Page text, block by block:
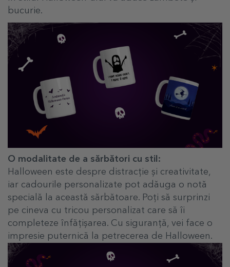
bucurie.
O modalitate de a sărbători cu stil:
Halloween este despre distracție și creativitate,
iar cadourile personalizate pot adăuga o notă
specială la această sărbătoare. Poți să surprinzi
pe cineva cu tricou personalizat care să îi
completeze înfățișarea. Cu siguranță, vei face o
impresie puternică la petrecerea de Halloween.